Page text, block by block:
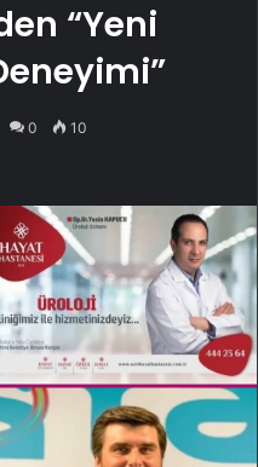
“Yeni
0 10